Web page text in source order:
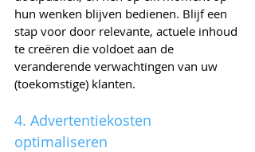
hun wenken blijven bedienen. Blijf een
stap voor door relevante, actuele inhoud
te creëren die voldoet aan de
veranderende verwachtingen van uw
(toekomstige) klanten.
4. Advertentiekosten
optimaliseren